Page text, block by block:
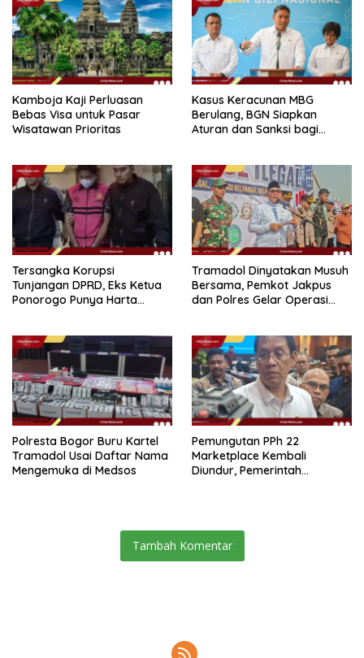
Kamboja Kaji Perluasan
Bebas Visa untuk Pasar
Wisatawan Prioritas
Kasus Keracunan MBG
Berulang, BGN Siapkan
Aturan dan Sanksi bagi
Tersangka Korupsi
Tunjangan DPRD, Eks Ketua
Ponorogo Punya Harta
Tramadol Dinyatakan Musuh
Bersama, Pemkot Jakpus
dan Polres Gelar Operasi
Polresta Bogor Buru Kartel
Tramadol Usai Daftar Nama
Mengemuka di Medsos
Pemungutan PPh 22
Marketplace Kembali
Diundur, Pemerintah
Tambah Komentar